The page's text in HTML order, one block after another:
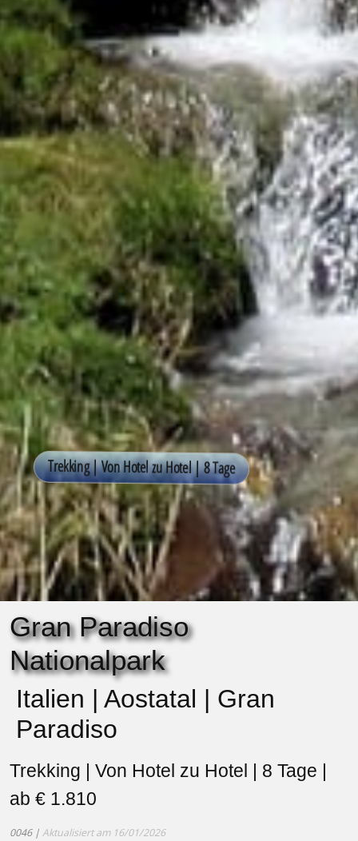
Gran Paradiso
Nationalpark
Italien | Aostatal | Gran
Paradiso
Trekking | Von Hotel zu Hotel | 8 Tage |
ab € 1.810
0046 | Aktualisiert am 16/01/2026